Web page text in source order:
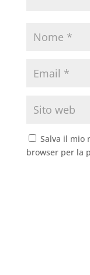
Salva il mio
browser per la